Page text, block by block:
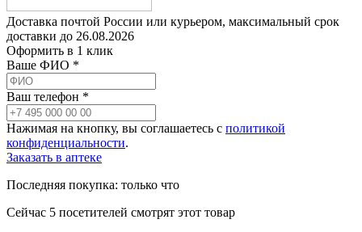
Доставка почтой России или курьером, максимальный срок
доставки до 26.08.2026
Оформить в 1 клик
Ваше ФИО *
Ваш телефон *
Нажимая на кнопку, вы соглашаетесь с политикой
конфиденциальности.
Заказать в аптеке
Последняя покупка: только что
Сейчас 5 посетителей смотрят этот товар